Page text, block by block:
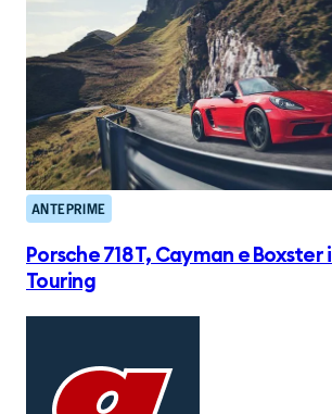
ANTEPRIME
Porsche 718 T, Cayman e Boxster
Touring